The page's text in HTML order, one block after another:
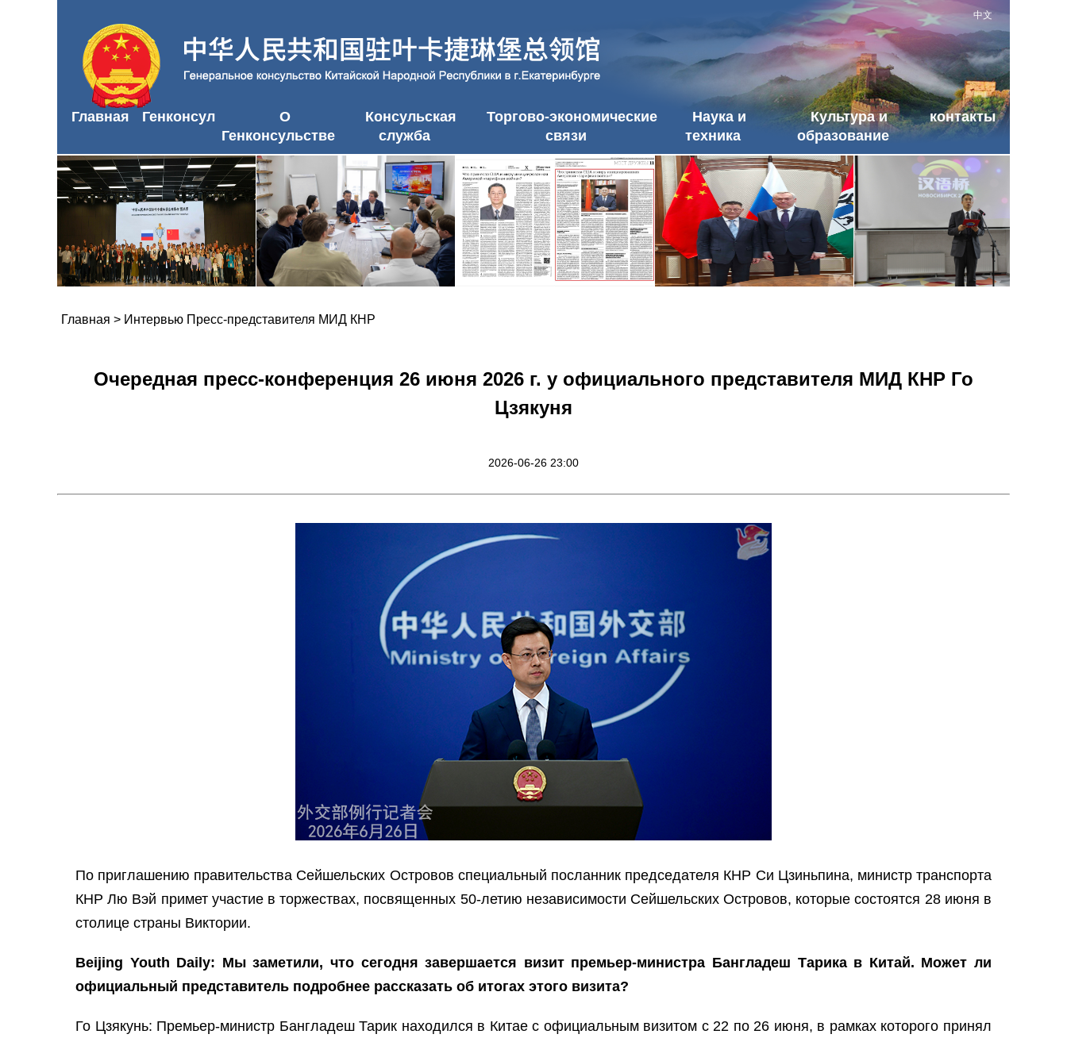
中文
Главная Генконсул
О
Генконсульстве
Консульская
служба
Торгово-экономические
связи
Наука и
техника
Культура и
образование
контакты
Главная > Интервью Пресс-представителя МИД КНР
Очередная пресс-конференция 26 июня 2026 г. у официального представителя МИД КНР Го
Цзякуня
2026-06-26 23:00
По приглашению правительства Сейшельских Островов специальный посланник председателя КНР Си Цзиньпина, министр транспорта
КНР Лю Вэй примет участие в торжествах, посвященных 50-летию независимости Сейшельских Островов, которые состоятся 28 июня в
столице страны Виктории.
Beijing Youth Daily: Мы заметили, что сегодня завершается визит премьер-министра Бангладеш Тарика в Китай. Может ли
официальный представитель подробнее рассказать об итогах этого визита?
Го Цзякунь: Премьер-министр Бангладеш Тарик находился в Китае с официальным визитом с 22 по 26 июня, в рамках которого принял